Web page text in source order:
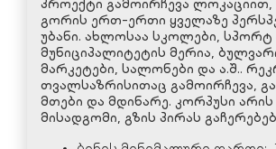
პროექტი გამოირჩევა
გორის ერთ-ერთი ყველაზე
უბანი. ახლოსაა სკოლები, სპორტ
მუნიციპალიტეტის მერია,
მარკეტები, სალონები და ა.შ..
თვალსაზრისითაც გამოირჩევა,
მთები და მდინარე. კორპუსი
მისადგომი, გზის პირას